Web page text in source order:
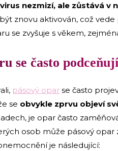
virus nezmizí, ale zůstává v
znovu aktivován, což vede
se zvyšuje s věkem,
se často
pásový opar se často
se obvykle zprvu objeví
je opar často
osob může pásový opar
je následující: